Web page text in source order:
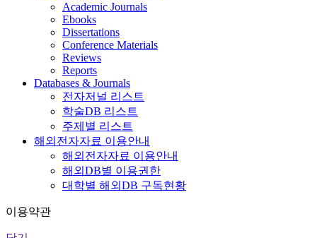
Academic Journals
Ebooks
Dissertations
Conference Materials
Reviews
Reports
Databases & Journals
전자저널 리스트
학술DB 리스트
주제별 리스트
해외전자자료 이용안내
해외전자자료 이용안내
해외DB별 이용권한
대학별 해외DB 구독현황
이용약관